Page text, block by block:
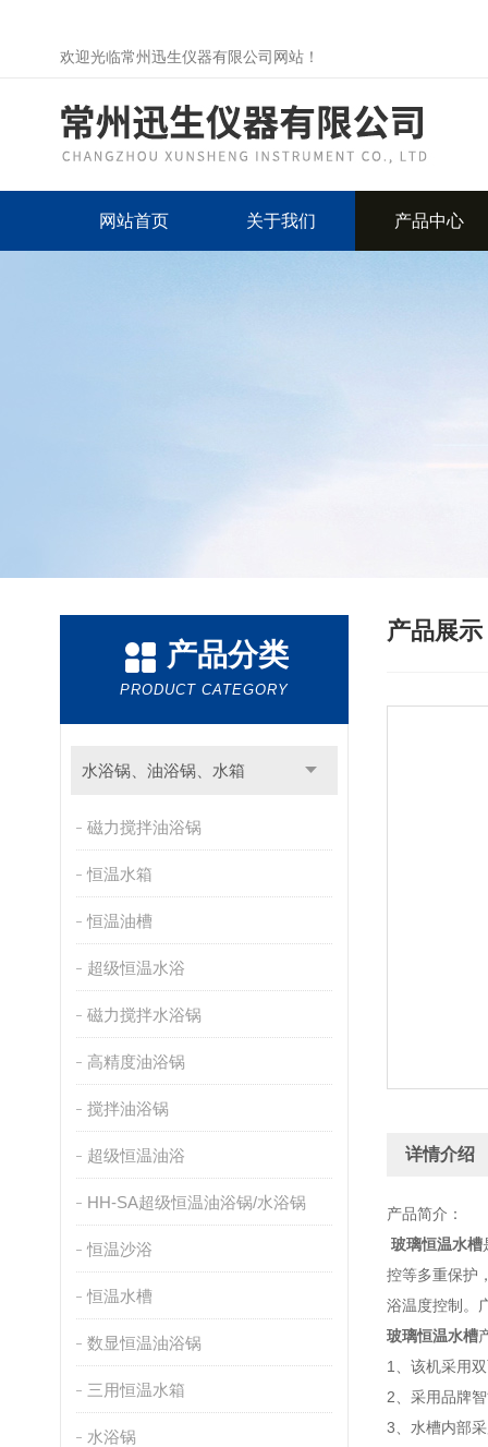
欢迎光临常州迅生仪器有限公司网站！
网站首页 关于我们 产品中心
产品分类
PRODUCT CATEGORY
水浴锅、油浴锅、水箱
磁力搅拌油浴锅
恒温水箱
恒温油槽
超级恒温水浴
磁力搅拌水浴锅
高精度油浴锅
搅拌油浴锅
超级恒温油浴
HH-SA超级恒温油浴锅/水浴锅
恒温沙浴
恒温水槽
数显恒温油浴锅
三用恒温水箱
水浴锅
产品展示
详情介绍
产品简介：
玻璃恒温水槽
控等多重保护
浴温度控制。
玻璃恒温水槽
1、该机采用
2、采用品牌
3、水槽内部